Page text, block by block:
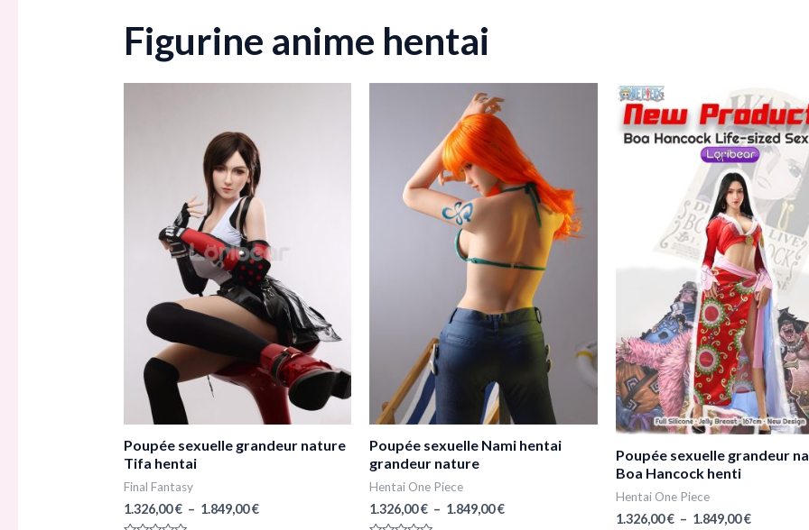
Figurine anime hentai
Poupée sexuelle grandeur nature
Tifa hentai
Final Fantasy
1.326,00€ – 1.849,00€
à
1.849,00 €
être
choisies
sur
la
page
Poupée sexuelle Nami hentai
grandeur nature
Hentai One Piece
1.326,00€ – 1.849,00€
de
prix :
1.326,00 €
1.849,00 €
variations.
Les
options
page
Poupée sexuelle grandeur
Boa Hancock henti
Hentai One Piece
1.326,00€ – 1.849,00€
de
prix :
1.326,00 €
à
1.849,00 €
a
la